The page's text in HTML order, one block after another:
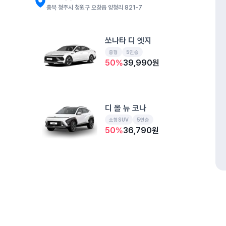
충북 청주시 청원구 오창읍 양청리 821-7
쏘나타 디 엣지
중형 5인승
50%39,990원
디 올 뉴 코나
소형SUV 5인승
50%36,790원